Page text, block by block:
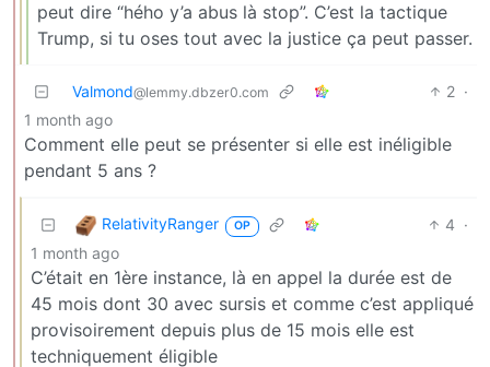
peut dire “hého y’a abus là stop”. C’est la tactique
Trump, si tu oses tout avec la justice ça peut passer.
Valmond@lemmy.dbzer0.com 2 ·
1 month ago
Comment elle peut se présenter si elle est inéligible
pendant 5 ans ?
RelativityRanger OP 4 ·
1 month ago
C’était en 1ère instance, là en appel la durée est de
45 mois dont 30 avec sursis et comme c’est appliqué
provisoirement depuis plus de 15 mois elle est
techniquement éligible